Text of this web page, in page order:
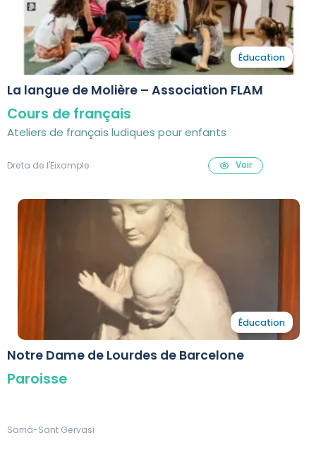
Éducation
La langue de Molière – Association FLAM
Cours de français
Ateliers de français ludiques pour enfants
Dreta de l'Eixample Voir
Éducation
Notre Dame de Lourdes de Barcelone
Paroisse
Sarrià-Sant Gervasi